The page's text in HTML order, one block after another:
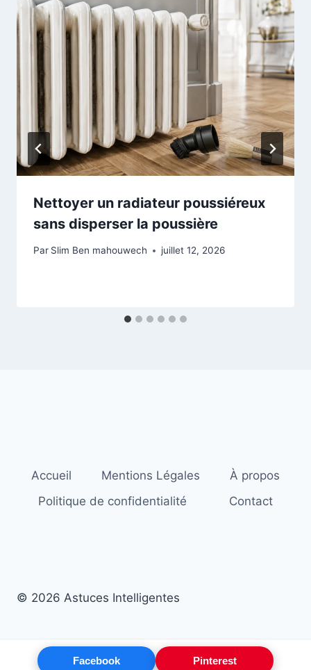
Nettoyer un radiateur poussiéreux
sans disperser la poussière
Par Slim Ben mahouwech juillet 12, 2026
Accueil Mentions Légales
À propos
Politique de confidentialité
Contact
© 2026 Astuces Intelligentes
Facebook Pinterest